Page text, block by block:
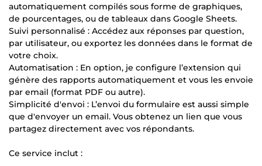
automatiquement compilés sous forme de graphiques,
de pourcentages, ou de tableaux dans Google Sheets.
Suivi personnalisé : Accédez aux réponses par question,
par utilisateur, ou exportez les données dans le format de
votre choix.
Automatisation : En option, je configure l’extension qui
génère des rapports automatiquement et vous les envoie
par email (format PDF ou autre).
Simplicité d'envoi : L’envoi du formulaire est aussi simple
que d'envoyer un email. Vous obtenez un lien que vous
partagez directement avec vos répondants.
Ce service inclut :